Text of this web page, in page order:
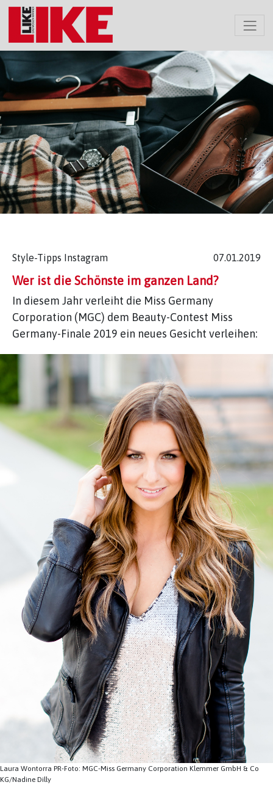
Style-Tipps Instagram 07.01.2019
Wer ist die Schönste im ganzen Land?
In diesem Jahr verleiht die Miss Germany
Corporation (MGC) dem Beauty-Contest Miss
Germany-Finale 2019 ein neues Gesicht verleihen:
Laura Wontorra PR-Foto: MGC-Miss Germany Corporation Klemmer GmbH & Co
KG/Nadine Dilly